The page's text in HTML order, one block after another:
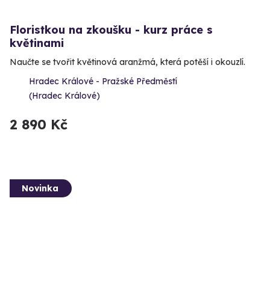
Floristkou na zkoušku - kurz práce s
květinami
Naučte se tvořit květinová aranžmá, která potěší i okouzlí.
Hradec Králové - Pražské Předměstí
(Hradec Králové)
2 890 Kč
Novinka